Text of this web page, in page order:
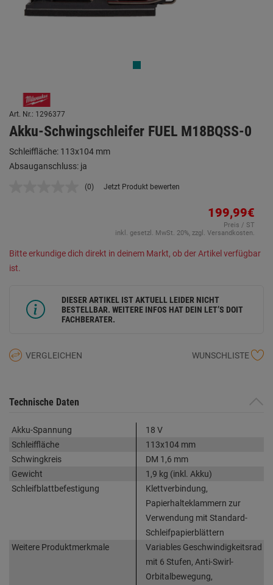
Art. Nr.: 1296377
Akku-Schwingschleifer FUEL M18BQSS-0
Schleiffläche: 113x104 mm
Absauganschluss: ja
Kein
derselben
(0) Jetzt Produkt bewerten
199,99€
Preis / ST
inkl. gesetzl. MwSt. 20%, zzgl. Versandkosten.
Bitte erkundige dich direkt in deinem Markt, ob der Artikel verfügbar
ist.
DIESER ARTIKEL IST AKTUELL LEIDER NICHT
BESTELLBAR. WEITERE INFOS HAT DEIN LET’S DOIT
FACHBERATER.
VERGLEICHEN WUNSCHLISTE
Technische Daten
Akku-Spannung
18 V
Schleiffläche
113x104 mm
Schwingkreis
DM 1,6 mm
Gewicht
1,9 kg (inkl. Akku)
Schleifblattbefestigung
Klettverbindung,
Papierhalteklammern zur
Verwendung mit Standard-
Schleifpapierblättern
Weitere Produktmerkmale
Variables Geschwindigkeitsrad
mit 6 Stufen, Anti-Swirl-
Orbitalbewegung,